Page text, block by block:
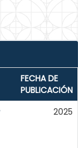
FECHA DE
PUBLICACIÓN
2025